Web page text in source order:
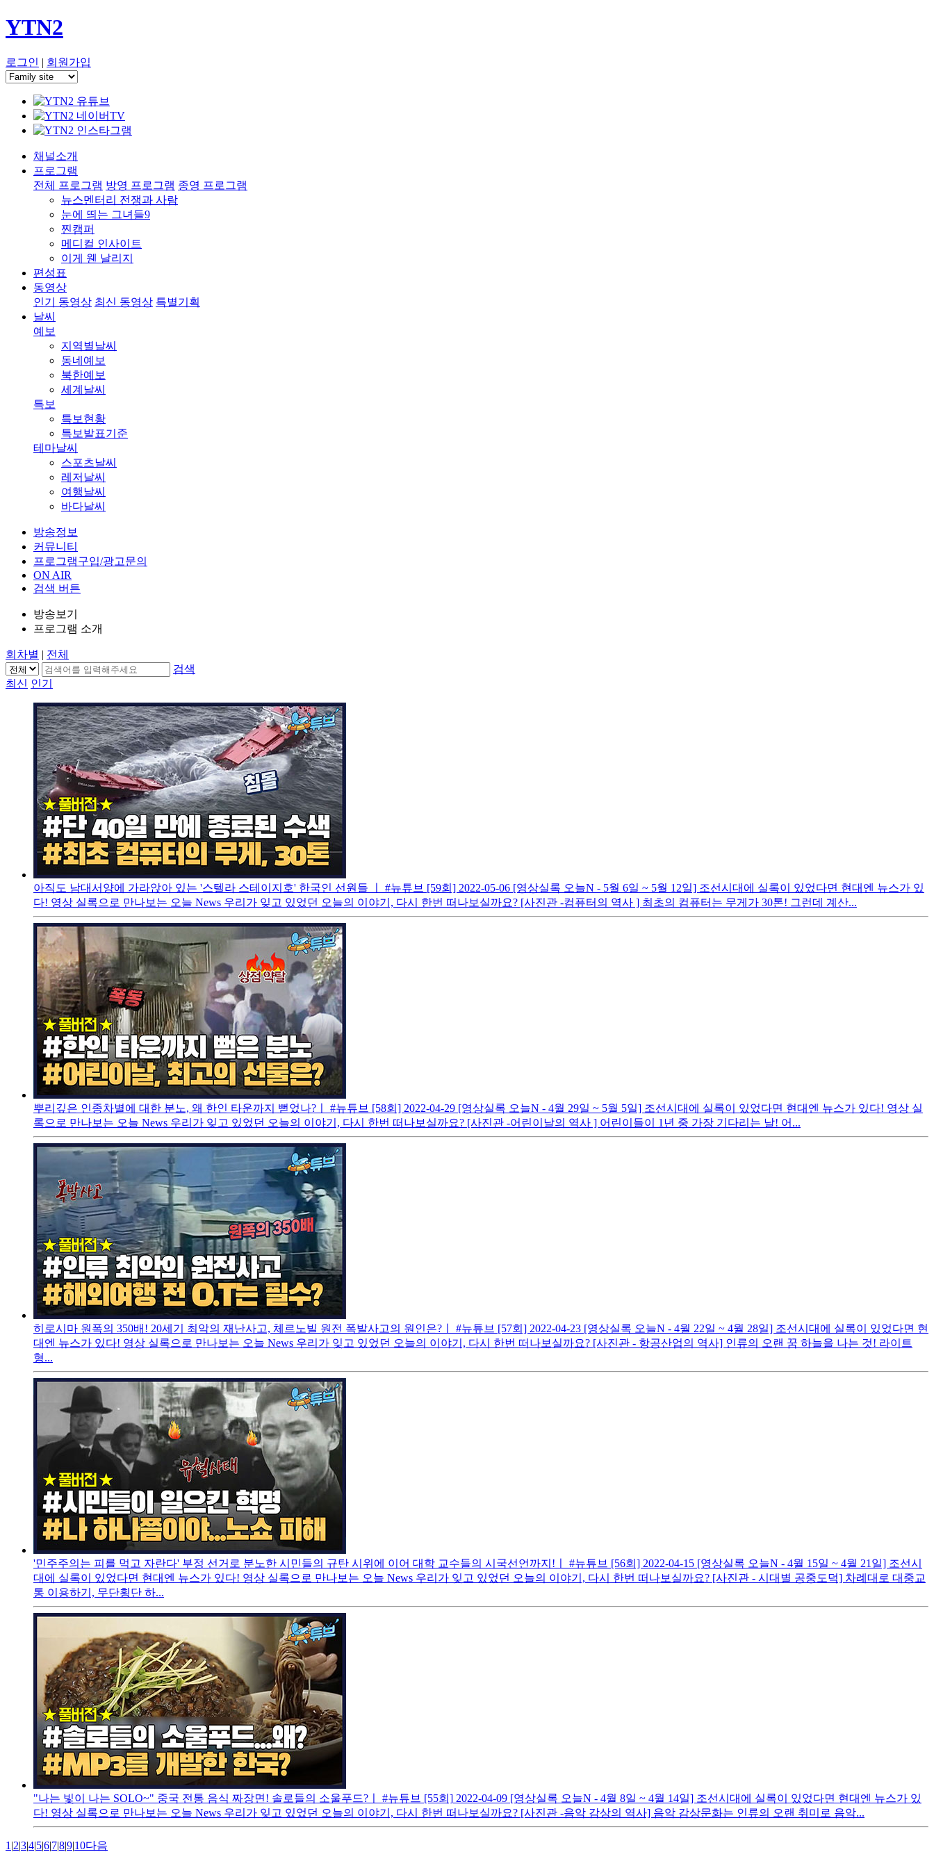
YTN2
로그인 | 회원가입
채널소개
프로그램
전체 프로그램 방영 프로그램 종영 프로그램
뉴스멘터리 전쟁과 사람
눈에 띄는 그녀들9
찐캠퍼
메디컬 인사이트
이게 웬 날리지
편성표
동영상
인기 동영상 최신 동영상 특별기획
날씨
예보
지역별날씨
동네예보
북한예보
세계날씨
특보
특보현황
특보발표기준
테마날씨
스포츠날씨
레저날씨
여행날씨
바다날씨
방송정보
커뮤니티
프로그램구입/광고문의
ON AIR
검색 버튼
방송보기
프로그램 소개
회차별 | 전체
검색
최신 인기
아직도 남대서양에 가라앉아 있는 '스텔라 스테이지호' 한국인 선원들 ㅣ #뉴튜브 [59회] 2022-05-06 [영상실록 오늘N - 5월 6일 ~ 5월 12일] 조선시대에 실록이 있었다면 현대엔 뉴스가 있
다! 영상 실록으로 만나보는 오늘 News 우리가 잊고 있었던 오늘의 이야기, 다시 한번 떠나보실까요? [사진관 -컴퓨터의 역사 ] 최초의 컴퓨터는 무게가 30톤! 그런데 계산...
뿌리깊은 인종차별에 대한 분노, 왜 한인 타운까지 뻗었나?ㅣ #뉴튜브 [58회] 2022-04-29 [영상실록 오늘N - 4월 29일 ~ 5월 5일] 조선시대에 실록이 있었다면 현대엔 뉴스가 있다! 영상 실
록으로 만나보는 오늘 News 우리가 잊고 있었던 오늘의 이야기, 다시 한번 떠나보실까요? [사진관 -어린이날의 역사 ] 어린이들이 1년 중 가장 기다리는 날! 어...
히로시마 원폭의 350배! 20세기 최악의 재난사고, 체르노빌 원전 폭발사고의 원인은?ㅣ #뉴튜브 [57회] 2022-04-23 [영상실록 오늘N - 4월 22일 ~ 4월 28일] 조선시대에 실록이 있었다면 현
대엔 뉴스가 있다! 영상 실록으로 만나보는 오늘 News 우리가 잊고 있었던 오늘의 이야기, 다시 한번 떠나보실까요? [사진관 - 항공산업의 역사] 인류의 오랜 꿈 하늘을 나는 것! 라이트
형...
'민주주의는 피를 먹고 자란다' 부정 선거로 분노한 시민들의 규탄 시위에 이어 대학 교수들의 시국선언까지!ㅣ #뉴튜브 [56회] 2022-04-15 [영상실록 오늘N - 4월 15일 ~ 4월 21일] 조선시
대에 실록이 있었다면 현대엔 뉴스가 있다! 영상 실록으로 만나보는 오늘 News 우리가 잊고 있었던 오늘의 이야기, 다시 한번 떠나보실까요? [사진관 - 시대별 공중도덕] 차례대로 대중교
통 이용하기, 무단횡단 하...
"나는 빛이 나는 SOLO~" 중국 전통 음식 짜장면! 솔로들의 소울푸드?ㅣ #뉴튜브 [55회] 2022-04-09 [영상실록 오늘N - 4월 8일 ~ 4월 14일] 조선시대에 실록이 있었다면 현대엔 뉴스가 있
다! 영상 실록으로 만나보는 오늘 News 우리가 잊고 있었던 오늘의 이야기, 다시 한번 떠나보실까요? [사진관 -음악 감상의 역사] 음악 감상문화는 인류의 오랜 취미로 음악...
1 |2|3|4|5|6|7|8|9|10다음